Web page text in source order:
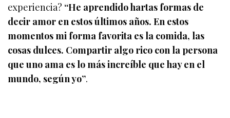
experiencia? “He aprendido hartas formas de
decir amor en estos últimos años. En estos
momentos mi forma favorita es la comida, las
cosas dulces. Compartir algo rico con la persona
que uno ama es lo más increíble que hay en el
mundo, según yo”.